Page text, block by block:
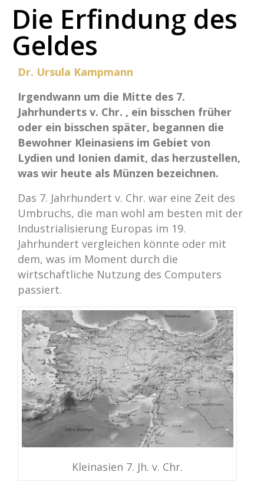
Die Erfindung des
Geldes
Dr. Ursula Kampmann
Irgendwann um die Mitte des 7.
Jahrhunderts v. Chr. , ein bisschen früher
oder ein bisschen später, begannen die
Bewohner Kleinasiens im Gebiet von
Lydien und Ionien damit, das herzustellen,
was wir heute als Münzen bezeichnen.
Das 7. Jahrhundert v. Chr. war eine Zeit des
Umbruchs, die man wohl am besten mit der
Industrialisierung Europas im 19.
Jahrhundert vergleichen könnte oder mit
dem, was im Moment durch die
wirtschaftliche Nutzung des Computers
passiert.
Kleinasien 7. Jh. v. Chr.